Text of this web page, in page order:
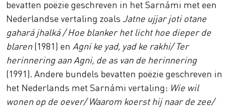
bevatten poëzie geschreven in het Sarnámi met een
Nederlandse vertaling zoals Jatne ujjar joti otane
gahará jhalká / Hoe blanker het licht hoe dieper de
blaren(1981) en Agni ke yad, yad ke rakhi/ Ter
herinnering aan Agni, de as van de herinnering
(1991). Andere bundels bevatten poëzie geschreven in
het Nederlands met Sarnámi vertaling: Wie wil
wonen op de oever/ Waarom koerst hij naar de zee/